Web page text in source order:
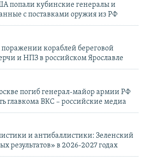
попали кубинские генералы и
с поставками оружия из РФ
кораблей береговой
и НПЗ в российском Ярославле
погиб генерал-майор армии РФ
главкома ВКС – российские медиа
и антибаллистики: Зеленский
результатов» в 2026-2027 годах